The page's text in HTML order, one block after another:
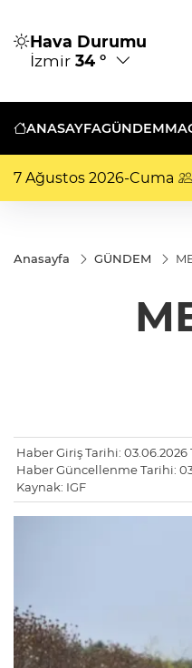
Hava Durumu
İzmir 34 °
ANASAYFAGÜNDEM
7 Ağustos 2026-Cuma
Anasayfa GÜNDEM
Haber Giriş Tarihi: 03.06.2026
Haber Güncellenme Tarihi:
Kaynak: IGF